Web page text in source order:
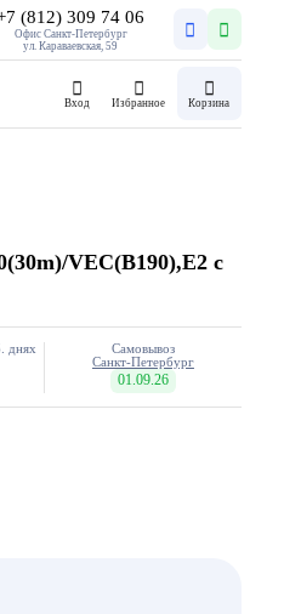
(812) 309 74 06
Офис Санкт-Петербург
ул. Караваевская, 59
Вход Избранное Корзина
VEC(B190),E2 с
днях
Самовывоз
Санкт-Петербург
01.09.26